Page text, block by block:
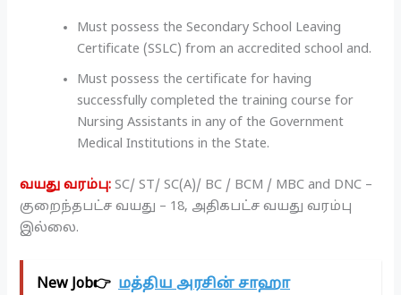
Must possess the Secondary School Leaving
Certificate (SSLC) from an accredited school and.
Must possess the certificate for having
successfully completed the training course for
Nursing Assistants in any of the Government
Medical Institutions in the State.
வயது வரம்பு:SC/ ST/ SC(A)/ BC / BCM / MBC and DNC –
குறைந்தபட்ச வயது – 18, அதிகபட்ச வயது வரம்பு
இல்லை.
New Job👉 மத்திய அரசின் சாஹா